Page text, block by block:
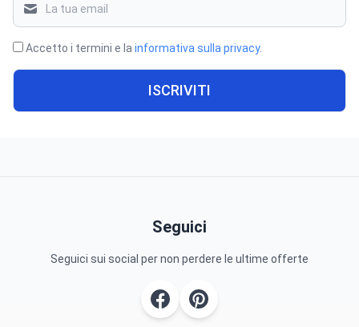
Accetto i termini e la informativa sulla privacy.
ISCRIVITI
Seguici
Seguici sui social per non perdere le ultime offerte